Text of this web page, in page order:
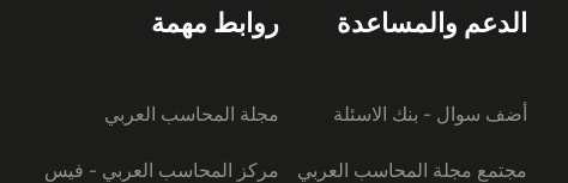
الدعم والمساعدة
أضف سوال - بنك الاسئلة
مجتمع مجلة المحاسب العربي
روابط مهمة
مجلة المحاسب العربي
مركز المحاسب العربي - فيس